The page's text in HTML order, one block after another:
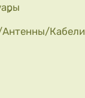
Кабели